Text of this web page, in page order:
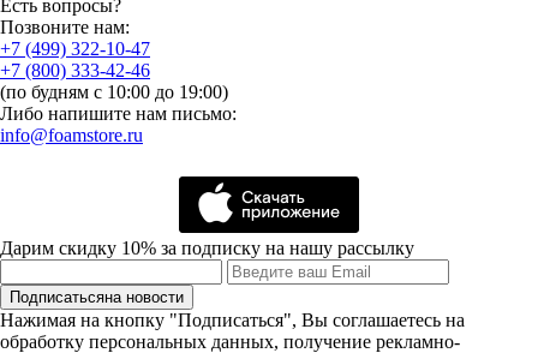
Есть вопросы?
Позвоните нам:
+7 (499) 322-10-47
+7 (800) 333-42-46
(по будням с 10:00 до 19:00)
Либо напишите нам письмо:
info@foamstore.ru
Дарим скидку 10% за подписку на нашу рассылку
Подписатьсяна новости
Нажимая на кнопку "Подписаться", Вы соглашаетесь на
обработку персональных данных, получение рекламно-